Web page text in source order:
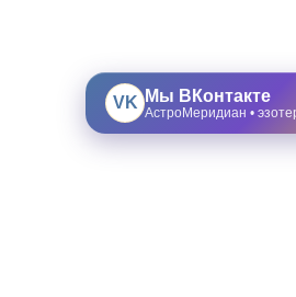
VK Мы ВКонтакте
АстроМеридиан •